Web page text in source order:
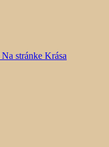
stránke Krása